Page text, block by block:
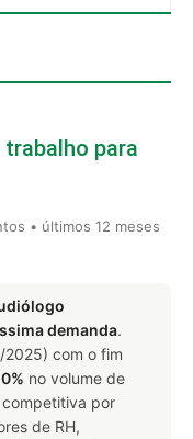
trabalho para
• últimos 12 meses
demanda.
com o fim
no volume de
por
de RH,